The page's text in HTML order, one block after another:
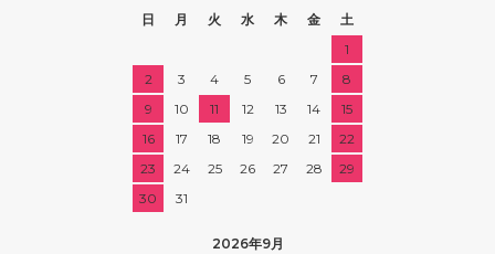
日
月 火 水 木 金
土
1
2
3 4 5 6 7
8
9
10 11 12 13 14
15
16
17 18 19 20 21
22
23
24 25 26 27 28
29
30
31
2026年9月